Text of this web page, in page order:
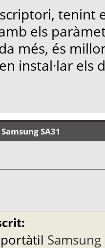
tenint
els
més, és
instal·lar els
SA31
Samsung